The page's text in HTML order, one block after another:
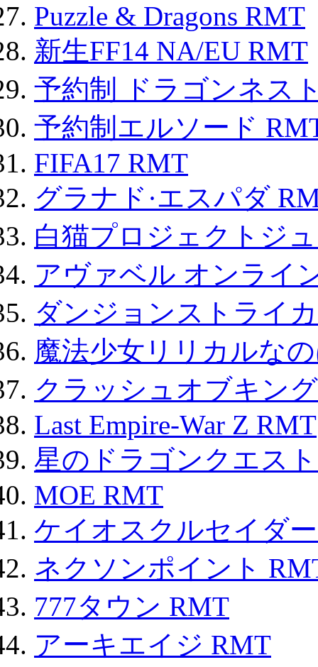
Puzzle & Dragons RMT
新生FF14 NA/EU RMT
予約制 ドラゴンネス
予約制エルソード
FIFA17 RMT
グラナド·エスパダ
白猫プロジェクトジ
アヴァベル オンライ
ダンジョンストライ
魔法少女リリカルな
クラッシュオブキン
Last Empire-War Z RMT
星のドラゴンクエス
MOE RMT
ケイオスクルセイダ
ネクソンポイント
777タウン RMT
アーキエイジ RMT